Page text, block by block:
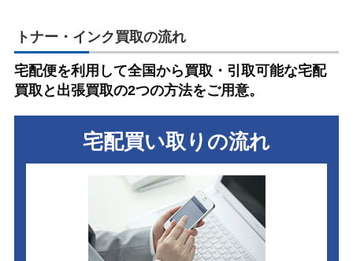
トナー・インク買取の流れ
宅配便を利用して全国から買取・引取可能な宅配
買取と出張買取の2つの方法をご用意。
宅配買い取りの流れ